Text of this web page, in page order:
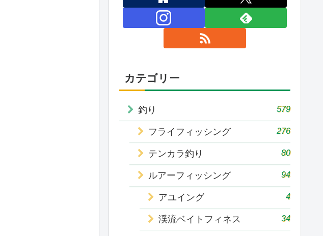
カテゴリー
釣り 579
フライフィッシング 276
テンカラ釣り 80
ルアーフィッシング 94
アユイング 4
渓流ベイトフィネス 34